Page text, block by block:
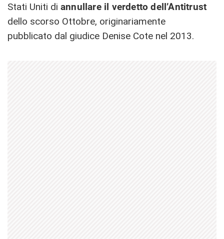
Stati Uniti di annullare il verdetto dell’Antitrust
dello scorso Ottobre, originariamente
pubblicato dal giudice Denise Cote nel 2013.